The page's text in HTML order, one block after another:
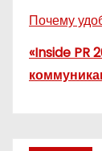
Почему
«Inside PR